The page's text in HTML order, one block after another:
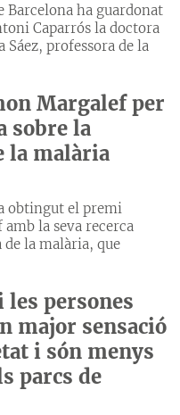
Barcelona ha guardonat
Caparrós la doctora
professora de la
Margalef per
sobre la
la malària
obtingut el premi
la seva recerca
la malària, que
les persones
major sensació
i són menys
parcs de